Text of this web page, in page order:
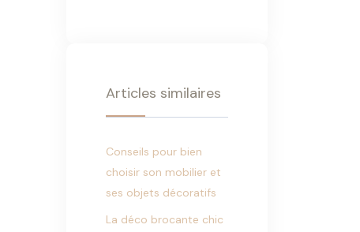
Articles similaires
Conseils pour bien
choisir son mobilier et
ses objets décoratifs
La déco brocante chic